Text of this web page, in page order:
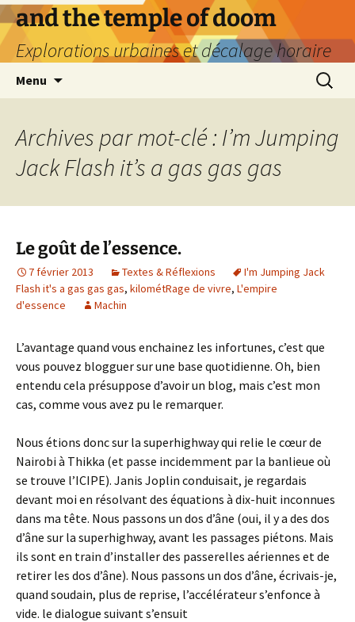
Aller
au
contenu
and the temple of doom
Explorations urbaines et décalage horaire
Menu
Archives par mot-clé : I’m Jumping
Jack Flash it’s a gas gas gas
Le goût de l’essence.
7 février 2013 Textes & Réflexions
I'm Jumping Jack
Flash it's a gas gas gas, kilométRage de vivre, L'empire
d'essence
Machin
L’avantage quand vous enchainez les infortunes, c’est que
vous pouvez blogguer sur une base quotidienne. Oh, bien
entendu cela présuppose d’avoir un blog, mais c’est mon
cas, comme vous avez pu le remarquer.
Nous étions donc sur la superhighway qui relie le cœur de
Nairobi à Thikka (et passe incidemment par la banlieue où
se trouve l’ICIPE). Janis Joplin conduisait, je regardais
devant moi en résolvant des équations à dix-huit inconnues
dans ma tête. Nous passons un dos d’âne (oui, il y a des dos
d’âne sur la superhighway, avant les passages piétons. Mais
ils sont en train d’installer des passerelles aériennes et de
retirer les dos d’âne). Nous passons un dos d’âne, écrivais-je,
quand soudain, plus de reprise, l’accélérateur s’enfonce à
vide. le dialogue suivant s’ensuit